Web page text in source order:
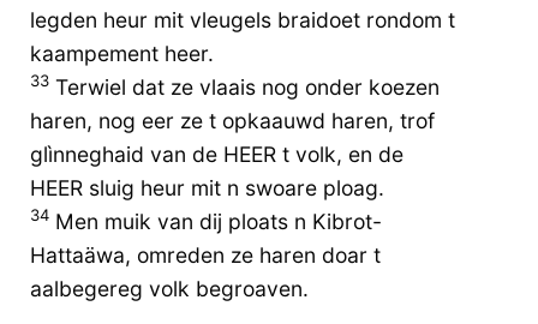
legden heur mit vleugels braidoet rondom t
kaampement heer.
33 Terwiel dat ze vlaais nog onder koezen
haren, nog eer ze t opkaauwd haren, trof
glìnneghaid van de HEER t volk, en de
HEER sluig heur mit n swoare ploag.
34 Men muik van dij ploats n Kibrot-
Hattaäwa, omreden ze haren doar t
aalbegereg volk begroaven.